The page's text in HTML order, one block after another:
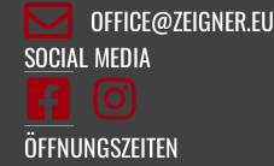
OFFICE@ZEIGNER.EU
SOCIAL MEDIA
ÖFFNUNGSZEITEN